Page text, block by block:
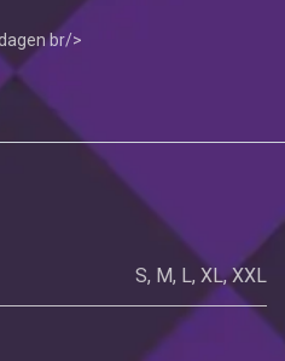
br/>
S, M, L, XL,XXL